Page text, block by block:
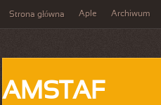
Strona główna Aple Archiwum
AMSTAF